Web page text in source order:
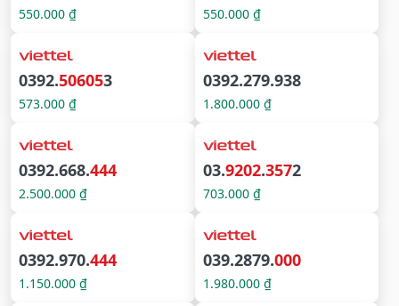
550.000 ₫ 550.000 ₫
0392.506053
573.000 ₫
0392.279.938
1.800.000 ₫
0392.668.444
2.500.000 ₫
03.9202.3572
703.000 ₫
0392.970.444
1.150.000 ₫
039.2879.000
1.980.000 ₫